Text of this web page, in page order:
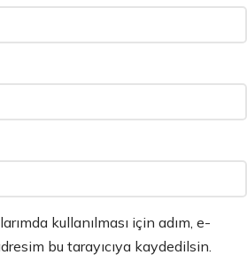
kullanılması için adım, e-
bu tarayıcıya kaydedilsin.